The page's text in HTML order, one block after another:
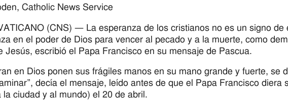
Catholic News Service
(CNS) — La esperanza de los cristianos no es un signo de
en el poder de Dios para vencer al pecado y a la muerte, como
Jesús, escribió el Papa Francisco en su mensaje de Pascua.
en Dios ponen sus frágiles manos en su mano grande y fuerte, se
decía el mensaje, leído antes de que el Papa Francisco diera
la ciudad y al mundo) el 20 de abril.